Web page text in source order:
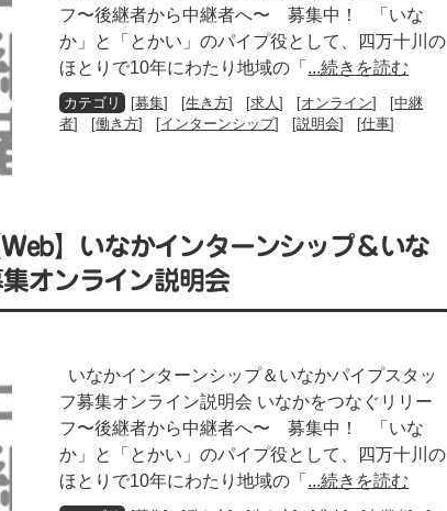
フ〜後継者から中継者へ〜 募集中！ 「いな
か」と「とかい」のパイプ役として、四万十川の
ほとりで10年にわたり地域の「 ...続きを読む
[募集] [生き方] [求人] [オンライン] [中継
者] [働き方] [インターンシップ] [説明会] [仕事]
】いなかインターンシップ＆いな
オンライン説明会
いなかインターンシップ＆いなかパイプスタッ
フ募集オンライン説明会 いなかをつなぐリリー
フ〜後継者から中継者へ〜 募集中！ 「いな
か」と「とかい」のパイプ役として、四万十川の
ほとりで10年にわたり地域の「 ...続きを読む